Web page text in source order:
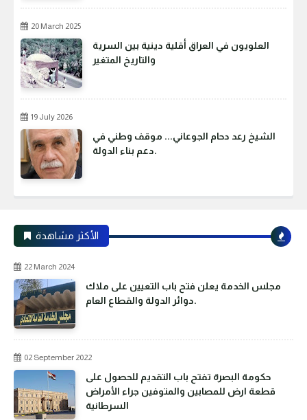
20 March 2025
العلويون في العراق أقلية دينية بين السرية
والتاريخ المتغير
19 July 2026
الشيخ رعد دحام الجوعاني... موقف وطني في
دعم بناء الدولة.
الأكثر مشاهدة
22 March 2024
مجلس الخدمة يعلن فتح باب التعيين على ملاك
دوائر الدولة والقطاع العام.
02 September 2022
حكومة البصرة تفتح باب التقديم للحصول على
قطعة ارض للمصابين والمتوفين جراء الأمراض
السرطانية